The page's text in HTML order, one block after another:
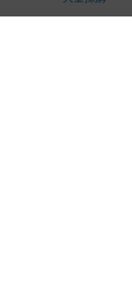
須為全新狀態**